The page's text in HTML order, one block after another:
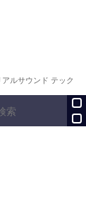
ルサウンド テック